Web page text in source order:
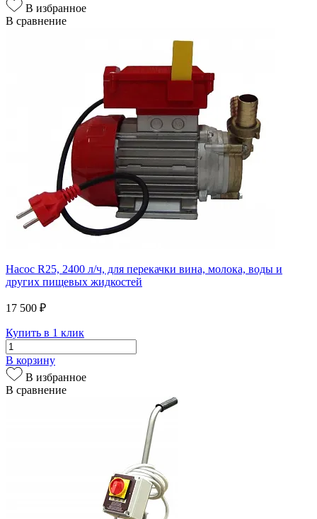
В избранное
В сравнение
Насос R25, 2400 л/ч, для перекачки вина, молока, воды и
других пищевых жидкостей
17 500 ₽
Купить в 1 клик
В корзину
В избранное
В сравнение